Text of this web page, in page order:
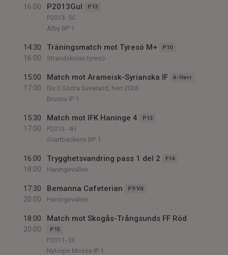
16:00
P2013Gul
P13
P2013- 5C
Alby BP 1
14:30
16:00
Träningsmatch mot Tyresö M+ P10
Strandskolan tyresö
15:00
17:00
Match mot Arameisk-Syrianska IF A-Herr
Div 3 Södra Svealand, herr 2026
Brunna IP 1
15:30
17:00
Match mot IFK Haninge 4 P13
P2013- 4H
Svartbäckens BP 1
16:00
18:00
Trygghetsvandring pass 1 del 2 F14
Haningevallen
17:30
20:00
Bemanna Cafeterian P9 Vit
Haningevallen
18:00
20:00
Match mot Skogås-Trångsunds FF Röd
P15
P2011- 3E
Nytorps Mosse IP 1